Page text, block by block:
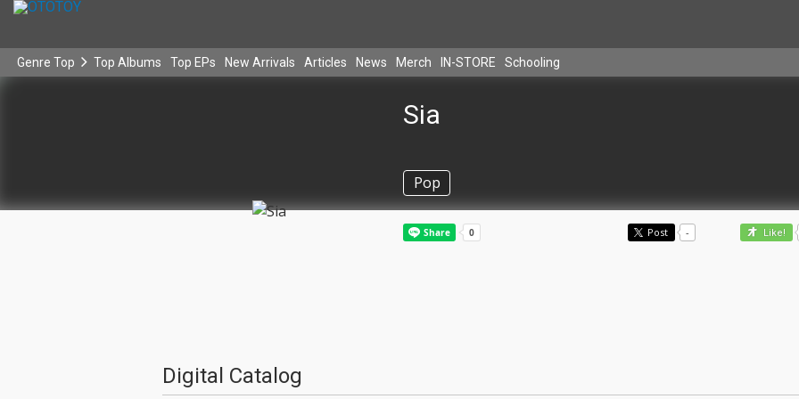
Genre Top Top Albums Top EPs New Arrivals Articles News Merch IN-STORE Schooling
Sia
Pop
Post - Like!
Digital Catalog